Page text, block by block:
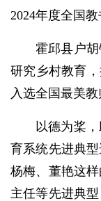
2024年度全国
霍邱县户
研究乡村教育
入选全国最美
以德为桨
育系统先进典
杨梅、董艳这
主任等先进典